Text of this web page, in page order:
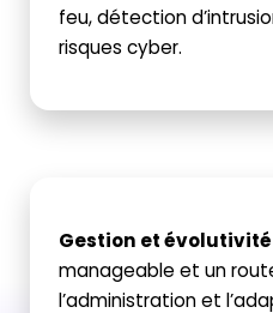
feu, détection
risques cyber.
Gestion et évolutivité
manageable et un
l’administration et